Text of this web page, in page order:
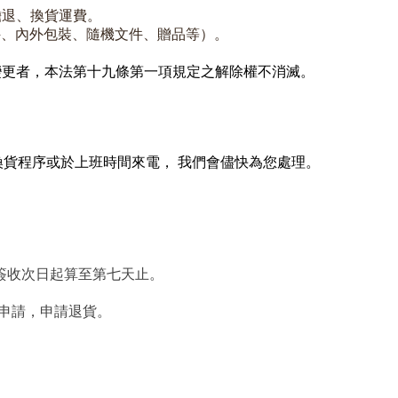
、換貨運費。
內外包裝、隨機文件、贈品等）。
者， 本法第十九條第一項規定之解除權不消滅。
程序或於上班時間來電， 我們會儘快為您處理。
次日起算至第七天止。
請，申請退貨。